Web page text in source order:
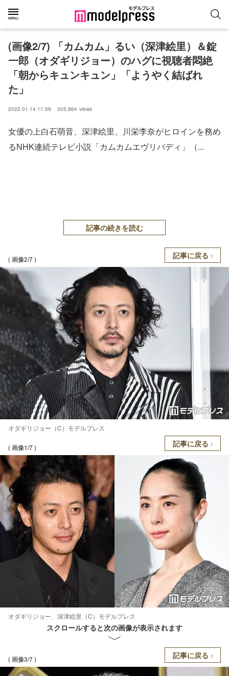
(画像2/7) 「カムカム」るい（深津絵里）＆錠
一郎（オダギリジョー）のハグに視聴者悶絶
「朝からキュンキュン」「ようやく結ばれ
た」
2022.01.14 11:59 305,864 views
女優の上白石萌音、深津絵里、川栄李奈がヒロインを務め
るNHK連続テレビ小説「カムカムエヴリバディ」（...
記事の続きを読む
( 画像2/7 ) 記事に戻る
オダギリジョー（C）モデルプレス
( 画像1/7 ) 記事に戻る
オダギリジョー、深津絵里（C）モデルプレス
スクロールすると次の画像が表示されます
( 画像3/7 ) 記事に戻る